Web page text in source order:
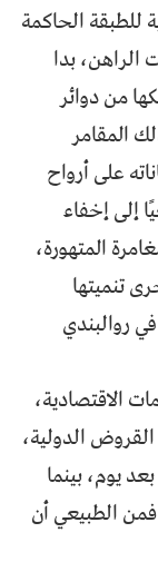
للطبقة الحاكمة
بدا
من دوائر
المقامر
على أرواح
إلى إخفاء
المتهورة،
تنميتها
روالبندي
الاقتصادية،
الدولية،
يوم، بينما
الطبيعي أن